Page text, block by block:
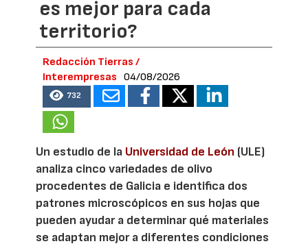
es mejor para cada
territorio?
Redacción Tierras /
Interempresas
04/08/2026
732
Un estudio de la Universidad de León (ULE)
analiza cinco variedades de olivo
procedentes de Galicia e identifica dos
patrones microscópicos en sus hojas que
pueden ayudar a determinar qué materiales
se adaptan mejor a diferentes condiciones